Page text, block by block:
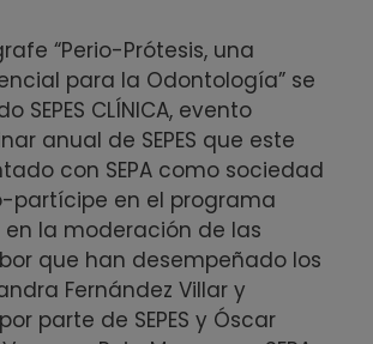
“Perio-Prótesis, una
para la Odontología” se
SEPES CLÍNICA, evento
anual de SEPES que este
con SEPA como sociedad
partícipe en el programa
la moderación de las
que han desempeñado los
Fernández Villar y
parte de SEPES y Óscar